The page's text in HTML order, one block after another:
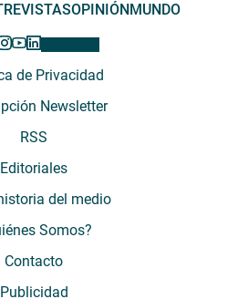
OPINIÓNMUNDO
de Privacidad
Newsletter
RSS
Editoriales
del medio
Somos?
Contacto
Publicidad